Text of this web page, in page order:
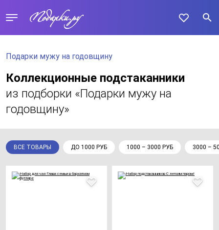
Подарки мужу на годовщину
Коллекционные подстаканники
из подборки «Подарки мужу на
годовщину»
ВСЕ ТОВАРЫ ДО 1000 РУБ 1000 – 3000 РУБ 3000 –